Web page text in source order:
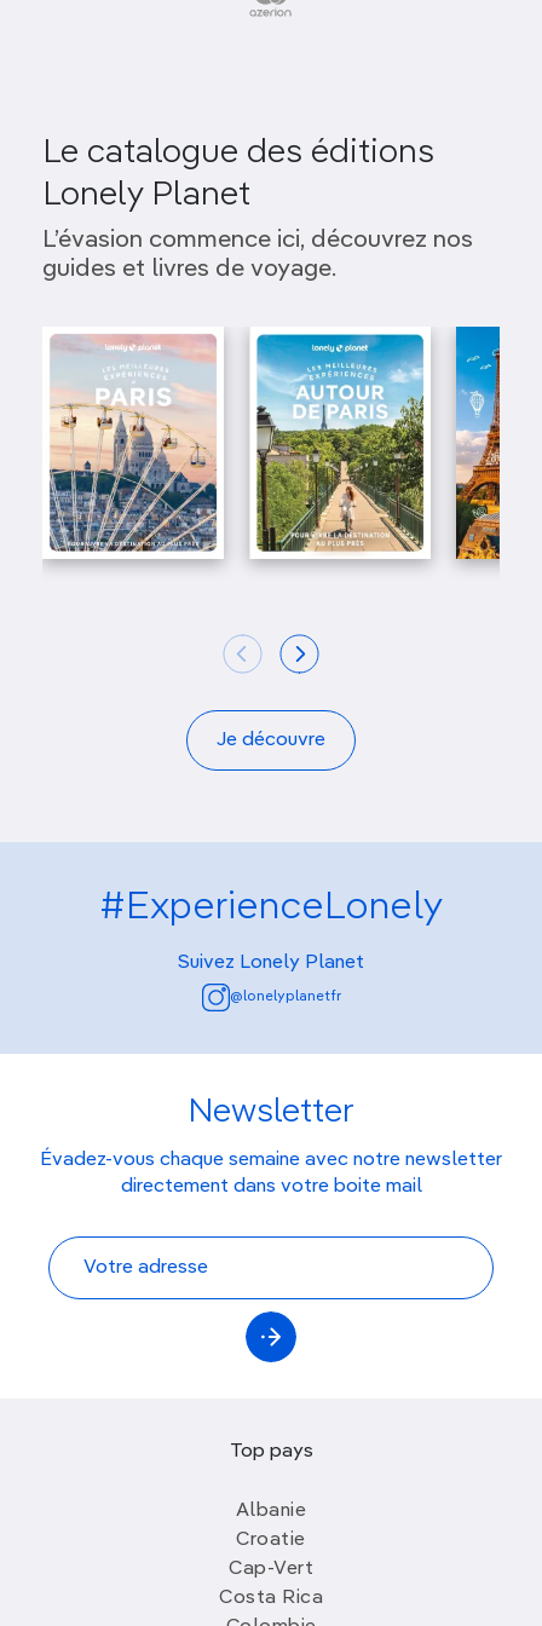
Le catalogue des éditions
Lonely Planet
L’évasion commence ici, découvrez nos
guides et livres de voyage.
Je découvre
#ExperienceLonely
Suivez Lonely Planet
@lonelyplanetfr
Newsletter
Évadez-vous chaque semaine avec notre newsletter
directement dans votre boite mail
Top pays
Albanie
Croatie
Cap-Vert
Costa Rica